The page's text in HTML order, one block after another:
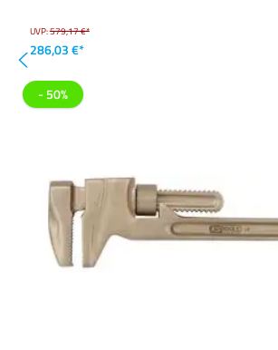
UVP:579,17 €*
286,03 €*
- 50%